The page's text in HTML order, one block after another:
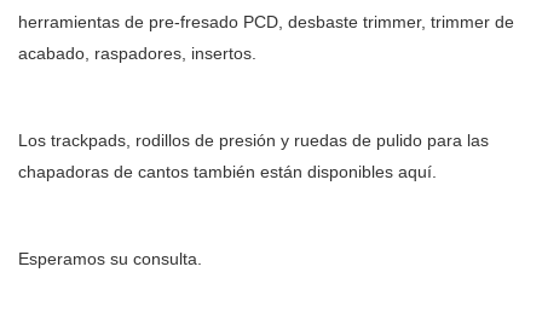
herramientas de pre-fresado PCD, desbaste trimmer, trimmer de
acabado, raspadores, insertos.
Los trackpads, rodillos de presión y ruedas de pulido para las
chapadoras de cantos también están disponibles aquí.
Esperamos su consulta.